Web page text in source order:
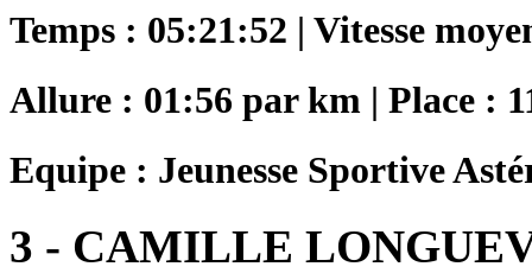
Temps : 05:21:52 | Vitesse
Allure : 01:56 par km | Place :
Equipe : Jeunesse Sportive
3 - CAMILLE